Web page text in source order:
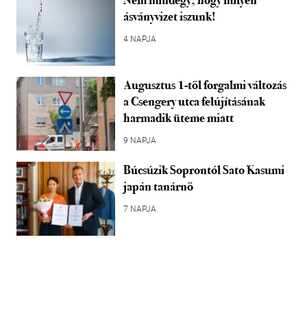
ásványvizet iszunk!
4 NAPJA
Augusztus 1-től forgalmi változás
a Csengery utca felújításának
harmadik üteme miatt
9 NAPJA
Búcsúzik Soprontól Sato Kasumi
japán tanárnő
7 NAPJA